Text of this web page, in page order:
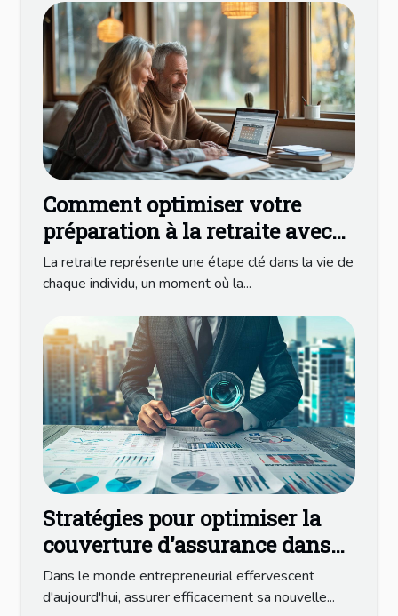
Comment optimiser votre
préparation à la retraite avec
une consultation en ligne
La retraite représente une étape clé dans la vie de
chaque individu, un moment où la...
Stratégies pour optimiser la
couverture d'assurance dans
les nouvelles entreprises
Dans le monde entrepreneurial effervescent
d'aujourd'hui, assurer efficacement sa nouvelle...